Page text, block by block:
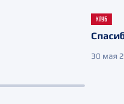
КЛУБ
30 мая